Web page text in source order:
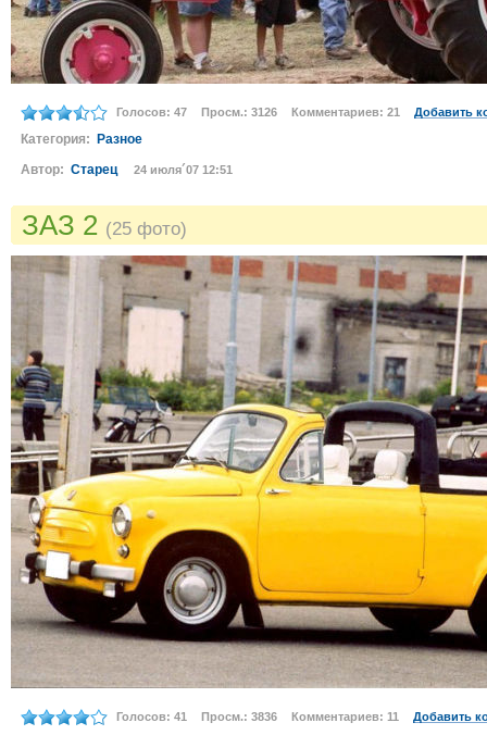
Голосов: 47 Просм.: 3126 Комментариев: 21 Добавить
Категория:
Разное
Автор: Старец 24 июля´07 12:51
ЗАЗ 2 (25 фото)
Голосов: 41 Просм.: 3836 Комментариев: 11 Добавить